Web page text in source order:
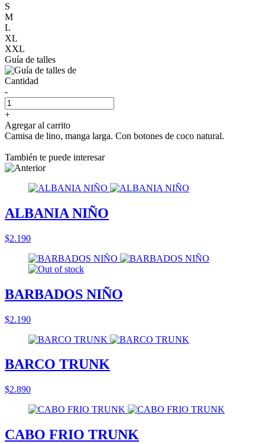
S
M
L
XL
XXL
Guía de talles
Cantidad
-
+
Agregar al carrito
Camisa de lino, manga larga. Con botones de coco natural.
También te puede interesar
ALBANIA NIÑO
$2.190
BARBADOS NIÑO
$2.190
BARCO TRUNK
$2.890
CABO FRIO TRUNK